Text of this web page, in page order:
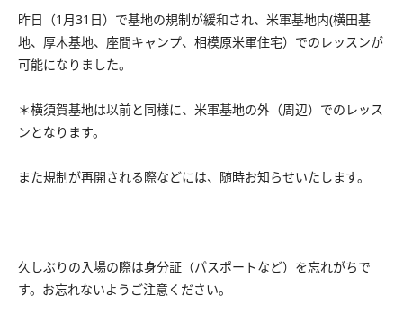
昨日（1月31日）で基地の規制が緩和され、米軍基地内(横田基
地、厚木基地、座間キャンプ、相模原米軍住宅）でのレッスンが
可能になりました。
＊横須賀基地は以前と同様に、米軍基地の外（周辺）でのレッス
ンとなります。
また規制が再開される際などには、随時お知らせいたします。
久しぶりの入場の際は身分証（パスポートなど）を忘れがちで
す。お忘れないようご注意ください。